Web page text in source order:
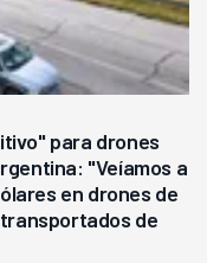
para drones
"Veíamos a
en drones de
de